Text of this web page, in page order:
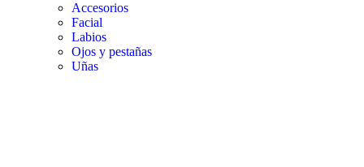
Accesorios
Facial
Labios
Ojos y pestañas
Uñas